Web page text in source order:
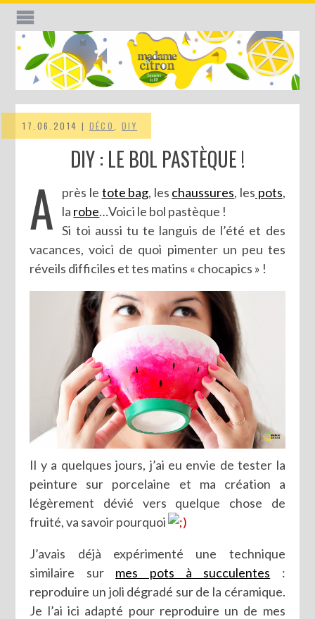
17.06.2014 | DÉCO ,DIY
DIY : LE BOL PASTÈQUE !
A près le tote bag, les chaussures, les pots,
la robe…Voici le bol pastèque !
Si toi aussi tu te languis de l’été et des
vacances, voici de quoi pimenter un peu tes
réveils difficiles et tes matins « chocapics » !
Il y a quelques jours, j’ai eu envie de tester la
peinture sur porcelaine et ma création a
légèrement dévié vers quelque chose de
fruité, va savoir pourquoi
J’avais déjà expérimenté une technique
similaire sur mes pots à succulentes :
reproduire un joli dégradé sur de la céramique.
Je l’ai ici adapté pour reproduire un de mes